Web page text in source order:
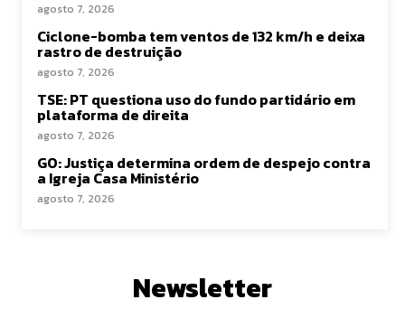
agosto 7, 2026
Ciclone-bomba tem ventos de 132 km/h e deixa
rastro de destruição
agosto 7, 2026
TSE: PT questiona uso do fundo partidário em
plataforma de direita
agosto 7, 2026
GO: Justiça determina ordem de despejo contra
a Igreja Casa Ministério
agosto 7, 2026
Newsletter